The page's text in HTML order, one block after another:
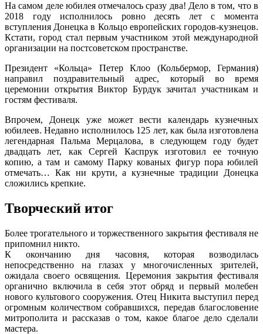
На самом деле юбилея отмечалось сразу два! Дело в том, что в
2018 году исполнилось ровно десять лет с момента
вступления Донецка в Кольцо европейских городов-кузнецов.
Кстати, город стал первым участником этой международной
организации на постсоветском пространстве.
Президент «Кольца» Петер Клоо (Кольбермор, Германия)
направил поздравительный адрес, который во время
церемонии открытия Виктор Бурдук зачитал участникам и
гостям фестиваля.
Впрочем, Донецк уже может вести календарь кузнечных
юбилеев. Недавно исполнилось 125 лет, как была изготовлена
легендарная Пальма Мерцалова, в следующем году будет
двадцать лет, как Сергей Каспрук изготовил ее точную
копию, а там и самому Парку кованых фигур пора юбилей
отмечать… Как ни крути, а кузнечные традиции Донецка
сложились крепкие.
Творческий итог
Более трогательного и торжественного закрытия фестиваля не
припомнил никто.
К окончанию дня часовня, которая возводилась
непосредственно на глазах у многочисленных зрителей,
ожидала своего освящения. Церемония закрытия фестиваля
органично включила в себя этот обряд и первый молебен
нового культового сооружения. Отец Никита выступил перед
огромным количеством собравшихся, передав благословение
митрополита и рассказав о том, какое благое дело сделали
мастера.